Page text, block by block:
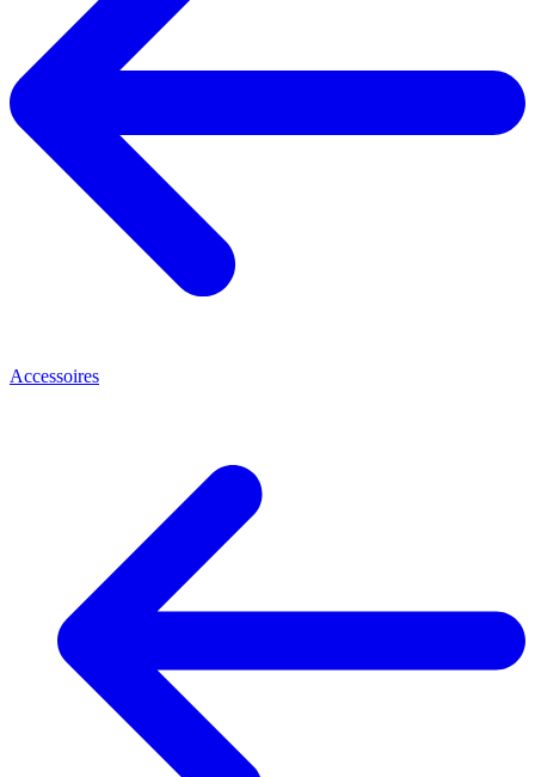
Accessoires